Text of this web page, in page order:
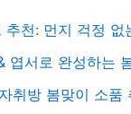
천: 먼지 걱정 없
엽서로 완성하는
취방 봄맞이 소품